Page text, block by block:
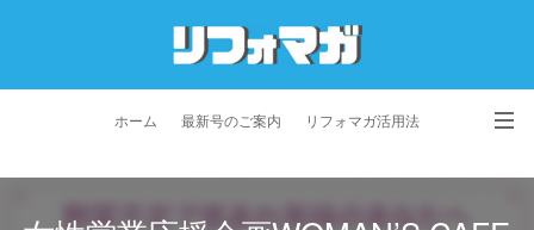
ホーム 最新号のご案内 リフォマガ活用法